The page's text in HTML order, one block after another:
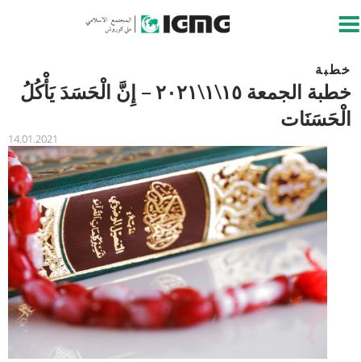
خطبة
خطبة الجمعة ١٥\١\٢٠٢١ – إِنَّ الْحَسَدَ يَأْكُلُ
الْحَسَنَات
14.01.2021